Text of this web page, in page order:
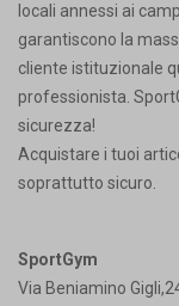
locali annessi ai
garantiscono la
cliente istituzionale
professionista.
sicurezza!
Acquistare i tuoi
soprattutto sicuro.
SportGym
Via Beniamino